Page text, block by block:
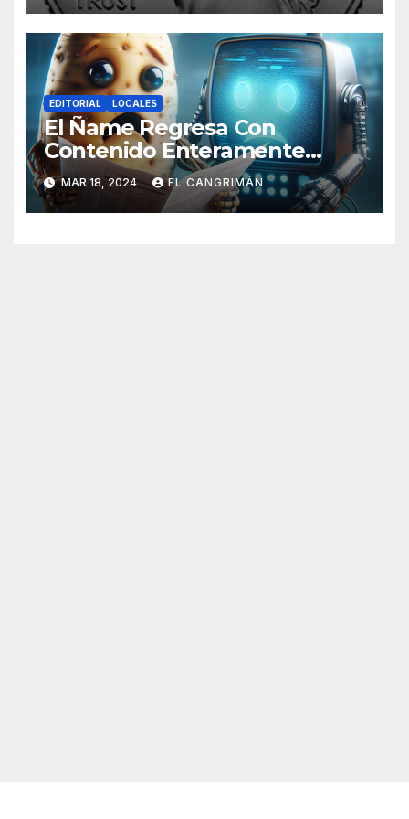
EDITORIAL LOCALES
El Ñame Regresa Con
Contenido Enteramente
Generado Por Inteligencia
Artificial
MAR 18, 2024 EL CANGRIMÁN